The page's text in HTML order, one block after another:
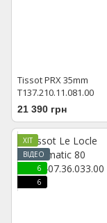
Tissot PRX 35mm
T137.210.11.081.00
21 390 грн
ХІТ
ВІДЕО
6
6